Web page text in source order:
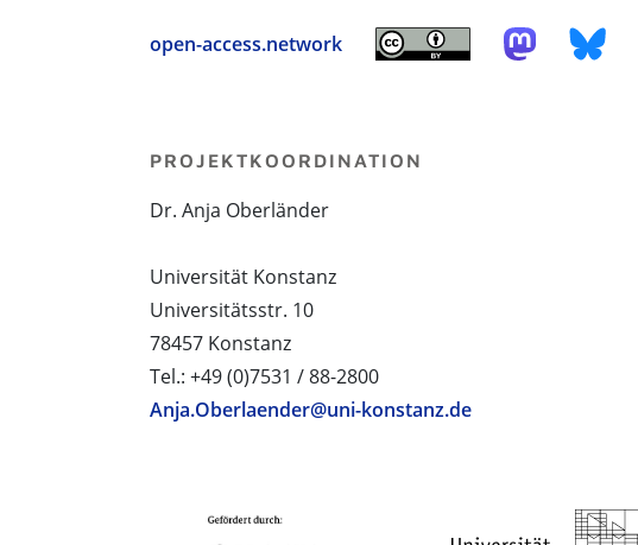
open-access.network
PROJEKTKOORDINATION
Dr. Anja Oberländer
Universität Konstanz
Universitätsstr. 10
78457 Konstanz
Tel.: +49 (0)7531 / 88-2800
Anja.Oberlaender@uni-konstanz.de